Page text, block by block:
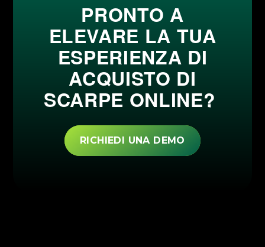
PRONTO A
ELEVARE LA TUA
ESPERIENZA DI
ACQUISTO DI
SCARPE ONLINE?
RICHIEDI UNA DEMO